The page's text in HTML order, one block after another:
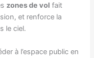
zones de vol fait
et renforce la
le ciel.
à l’espace public en